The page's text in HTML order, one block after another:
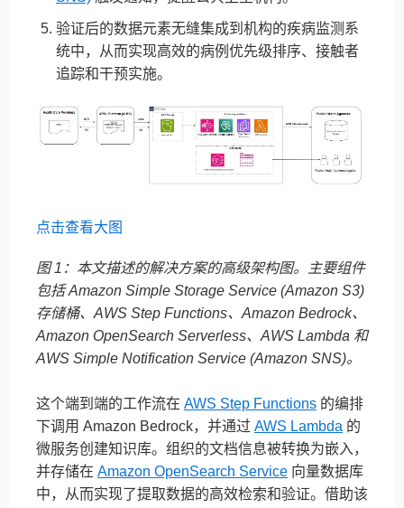
验证后的数据元素无缝集成到机构的疾病监测系
统中，从而实现高效的病例优先级排序、接触者
追踪和干预实施。
点击查看大图
图 1：本文描述的解决方案的高级架构图。主要组件
包括 Amazon Simple Storage Service (Amazon S3)
存储桶、AWS Step Functions、Amazon Bedrock、
Amazon OpenSearch Serverless、AWS Lambda 和
AWS Simple Notification Service (Amazon SNS)。
这个端到端的工作流在 AWS Step Functions 的编排
下调用 Amazon Bedrock，并通过 AWS Lambda 的
微服务创建知识库。组织的文档信息被转换为嵌入，
并存储在 Amazon OpenSearch Service 向量数据库
中，从而实现了提取数据的高效检索和验证。借助该